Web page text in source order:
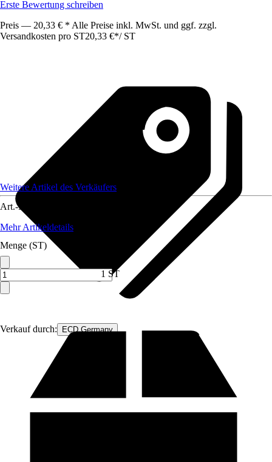
Erste Bewertung schreiben
Preis — 20,33 € * Alle Preise inkl. MwSt. und ggf. zzgl.
Versandkosten pro ST20,33 €*/ ST
Verkauf durch: ECD Germany
Weitere Artikel des Verkäufers
Art.-Nr.
Mehr Artikeldetails
Menge (ST)
1 ST